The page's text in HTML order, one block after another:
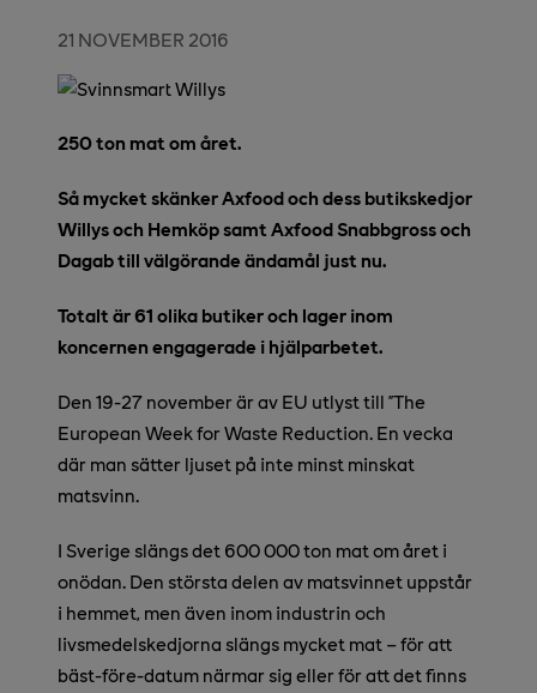
21 NOVEMBER 2016
250 ton mat om året.
Så mycket skänker Axfood och dess butikskedjor
Willys och Hemköp samt Axfood Snabbgross och
Dagab till välgörande ändamål just nu.
Totalt är 61 olika butiker och lager inom
koncernen engagerade i hjälparbetet.
Den 19-27 november är av EU utlyst till ”The
European Week for Waste Reduction. En vecka
där man sätter ljuset på inte minst minskat
matsvinn.
I Sverige slängs det 600 000 ton mat om året i
onödan. Den största delen av matsvinnet uppstår
i hemmet, men även inom industrin och
livsmedelskedjorna slängs mycket mat – för att
bäst-före-datum närmar sig eller för att det finns